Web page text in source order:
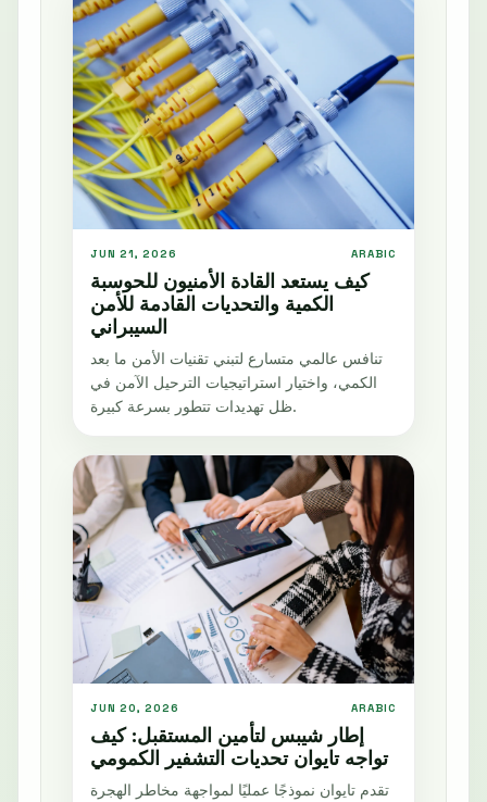
JUN 21, 2026 ARABIC
كيف يستعد القادة الأمنيون للحوسبة
الكمية والتحديات القادمة للأمن
السيبراني
تنافس عالمي متسارع لتبني تقنيات الأمن ما بعد
الكمي، واختيار استراتيجيات الترحيل الآمن في
ظل تهديدات تتطور بسرعة كبيرة.
JUN 20, 2026 ARABIC
إطار شيبس لتأمين المستقبل: كيف
تواجه تايوان تحديات التشفير الكمومي
تقدم تايوان نموذجًا عمليًا لمواجهة مخاطر الهجرة